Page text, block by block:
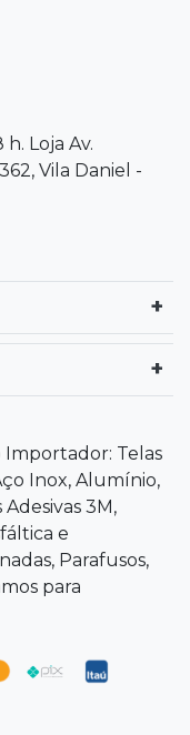
h. Loja Av.
Vila Daniel -
Telas
Inox, Alumínio,
3M,
e
Parafusos,
para